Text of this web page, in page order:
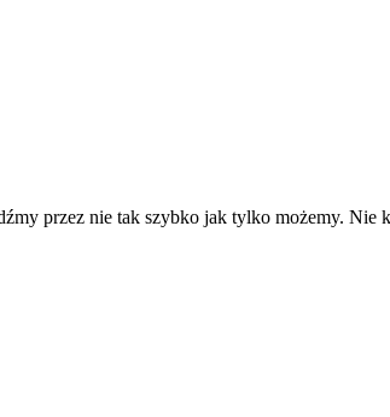
przez nie tak szybko jak tylko możemy.